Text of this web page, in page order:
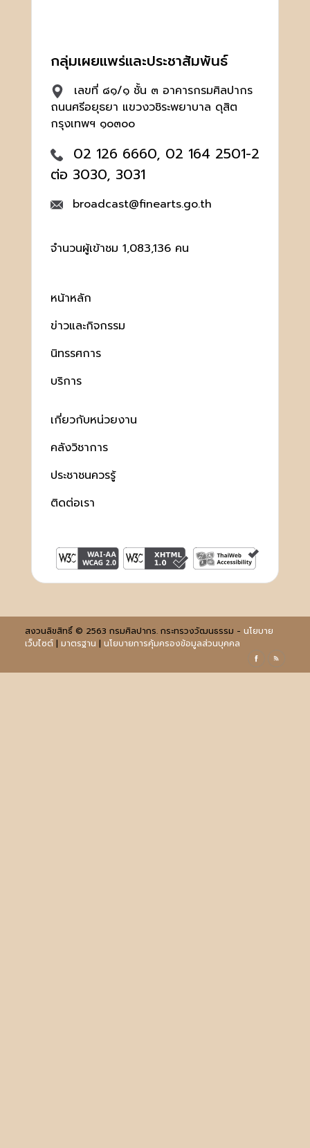
กลุ่มเผยแพร่และประชาสัมพันธ์
เลขที่ ๘๑/๑ ชั้น ๓ อาคารกรมศิลปากร
ถนนศรีอยุธยา แขวงวชิระพยาบาล ดุสิต
กรุงเทพฯ ๑๐๓๐๐
02 126 6660, 02 164 2501-2
ต่อ 3030, 3031
broadcast@finearts.go.th
จำนวนผู้เข้าชม 1,083,136 คน
หน้าหลัก
ข่าวและกิจกรรม
นิทรรศการ
บริการ
เกี่ยวกับหน่วยงาน
คลังวิชาการ
ประชาชนควรรู้
ติดต่อเรา
สงวนลิขสิทธิ์ © 2563 กรมศิลปากร. กระทรวงวัฒนธรรม - นโยบาย
เว็บไซต์| มาตรฐาน | นโยบายการคุ้มครองข้อมูลส่วนบุคคล